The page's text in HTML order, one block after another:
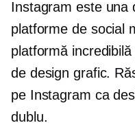
Instagram este una
platforme de social
platformă
de design grafic.
pe Instagram ca
dublu.